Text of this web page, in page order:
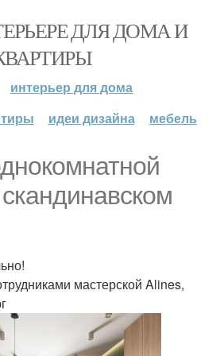
ДЛЯ ДОМА И
интерьер для дома
идеи дизайна мебель
мастерской Alines,